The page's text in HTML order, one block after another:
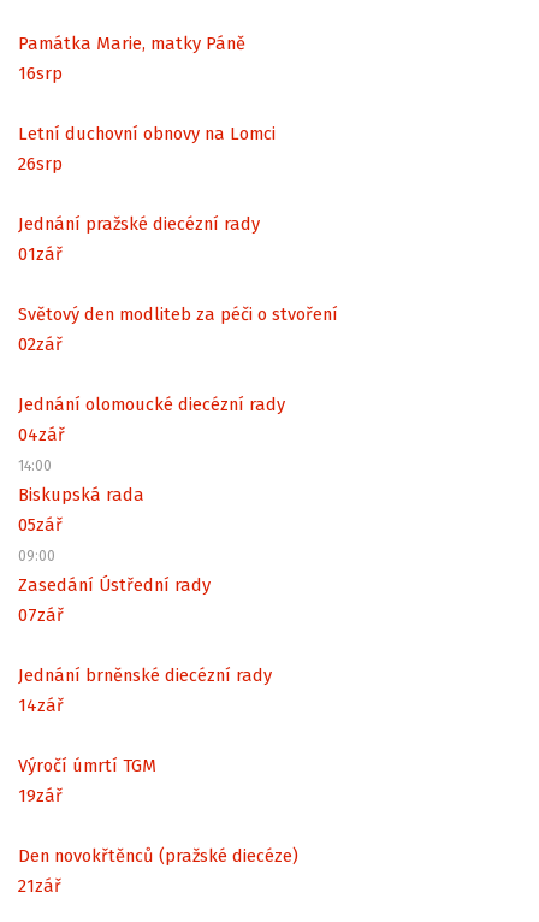
Památka Marie, matky Páně
16srp
Letní duchovní obnovy na Lomci
26srp
Jednání pražské diecézní rady
01zář
Světový den modliteb za péči o stvoření
02zář
Jednání olomoucké diecézní rady
04zář
14:00
Biskupská rada
05zář
09:00
Zasedání Ústřední rady
07zář
Jednání brněnské diecézní rady
14zář
Výročí úmrtí TGM
19zář
Den novokřtěnců (pražské diecéze)
21zář